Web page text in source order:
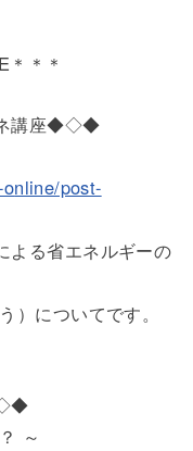
＊＊＊
講座◆◇◆
nline/post-
よる省エネルギーの
）についてです。
～